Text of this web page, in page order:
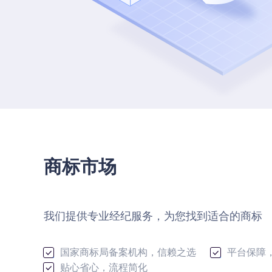
商标市场
我们提供专业经纪服务，为您找到适合的商标
国家商标局备案机构，信赖之选
平台保障
贴心省心，流程简化